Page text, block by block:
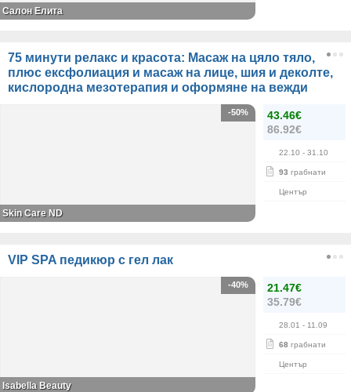
Салон Елита
75 минути релакс и красота: Масаж на цяло тяло,
плюс ексфолиация и масаж на лице, шия и деколте,
кислородна мезотерапия и оформяне на вежди
43.46€
86.92€
22.10 - 31.10
93 грабнати
Център
-50%
Skin Care ND
VIP SPA педикюр с гел лак
21.47€
35.79€
28.01 - 11.09
68 грабнати
Център
-40%
Isabella Beauty